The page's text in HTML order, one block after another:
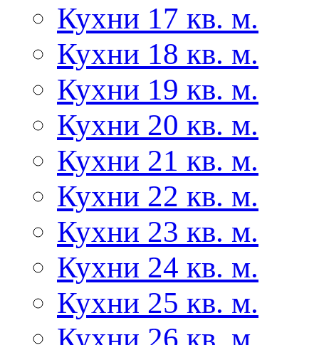
Кухни 17 кв. м.
Кухни 18 кв. м.
Кухни 19 кв. м.
Кухни 20 кв. м.
Кухни 21 кв. м.
Кухни 22 кв. м.
Кухни 23 кв. м.
Кухни 24 кв. м.
Кухни 25 кв. м.
Кухни 26 кв. м.